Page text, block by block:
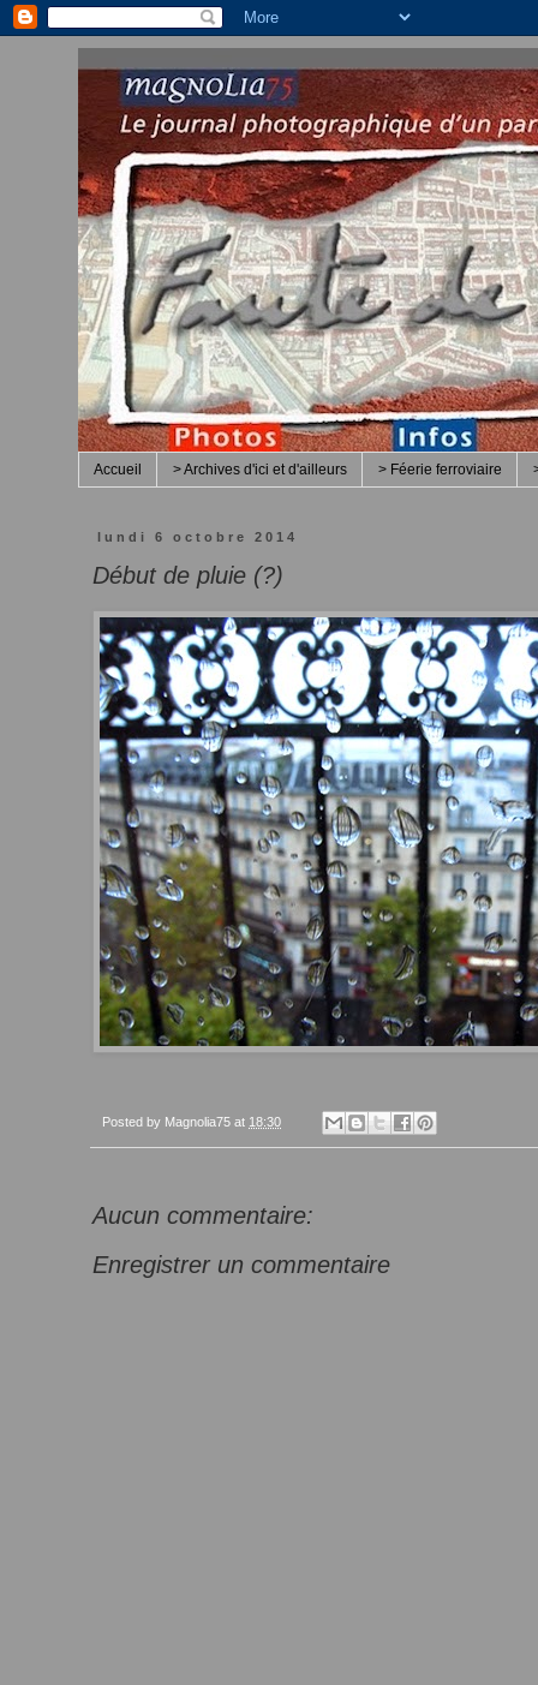
Accueil > Archives d'ici et d'ailleurs > Féerie ferroviaire
lundi 6 octobre 2014
Début de pluie (?)
Posted by Magnolia75 at 18:30
Aucun commentaire:
Enregistrer un commentaire